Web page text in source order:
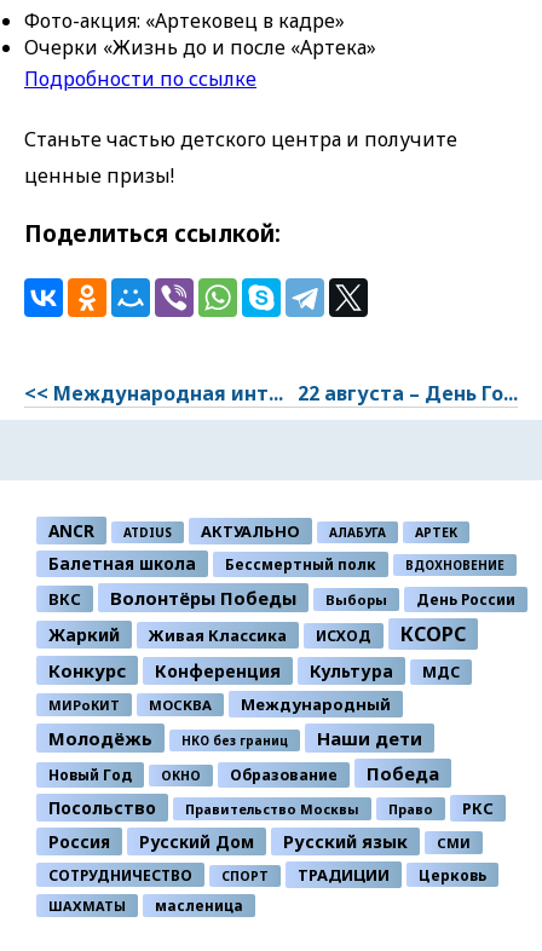
Фото-акция: «Артековец в кадре»
Очерки «Жизнь до и после «Артека»
Подробности по ссылке
Станьте частью детского центра и получите
ценные призы!
Поделиться ссылкой:
<< Международная инт... 22 августа – День Го...
ANCR ATDIUS АКТУАЛЬНО АЛАБУГА АРТЕК
Балетная школа Бессмертный полк ВДОХНОВЕНИЕ
ВКС Волонтёры Победы Выборы День России
Жаркий Живая Классика ИСХОД КСОРС
Конкурс Конференция Культура МДС
МИРоКИТ МОСКВА Международный
Молодёжь НКО без границ Наши дети
Новый Год ОКНО Образование Победа
Посольство Правительство Москвы Право РКС
Россия Русский Дом Русский язык СМИ
СОТРУДНИЧЕСТВО СПОРТ ТРАДИЦИИ Церковь
ШАХМАТЫ масленица